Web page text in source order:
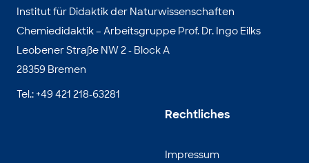
Institut für Didaktik der Naturwissenschaften
Chemiedidaktik – Arbeitsgruppe Prof. Dr. Ingo Eilks
Leobener Straße NW 2 - Block A
28359 Bremen
Tel.: +49 421 218-63281
Rechtliches
Impressum